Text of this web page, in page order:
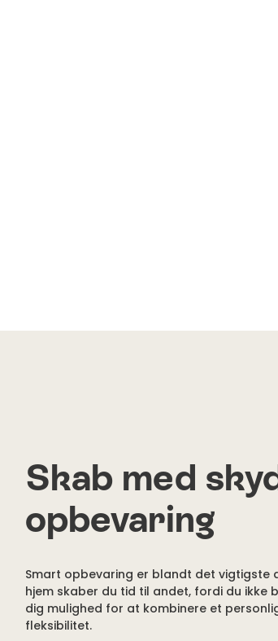
Skab med
opbevaring
Smart opbevaring er blandt det vigtigste
hjem skaber du tid til andet, fordi du ikke
dig mulighed for at kombinere et
fleksibilitet.